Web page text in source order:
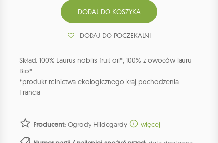
DODAJ DO POCZEKALNI
Skład: 100% Laurus nobilis fruit oil*, 100% z owoców lauru
Bio*
*produkt rolnictwa ekologicznego kraj pochodzenia
Francja
Producent: Ogrody Hildegardy więcej